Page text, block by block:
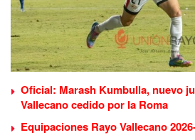
Oficial: Marash Kumbulla, nuevo
Vallecano cedido por la Roma
Equipaciones Rayo Vallecano